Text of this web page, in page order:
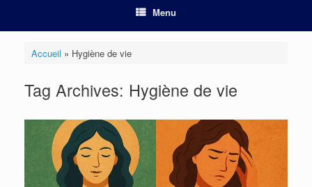
Menu
Accueil » Hygiène de vie
Tag Archives: Hygiène de vie